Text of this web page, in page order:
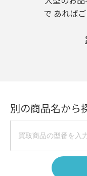
で あれば
別の商品名から